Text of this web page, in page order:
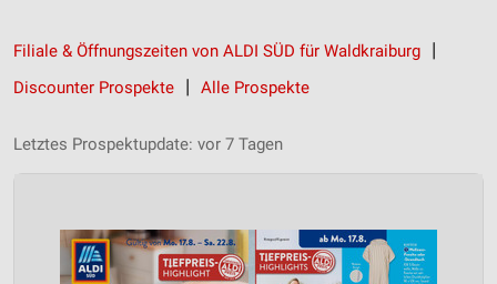
Filiale & Öffnungszeiten von ALDI SÜD für Waldkraiburg
Discounter Prospekte
Alle Prospekte
Letztes Prospektupdate: vor 7 Tagen